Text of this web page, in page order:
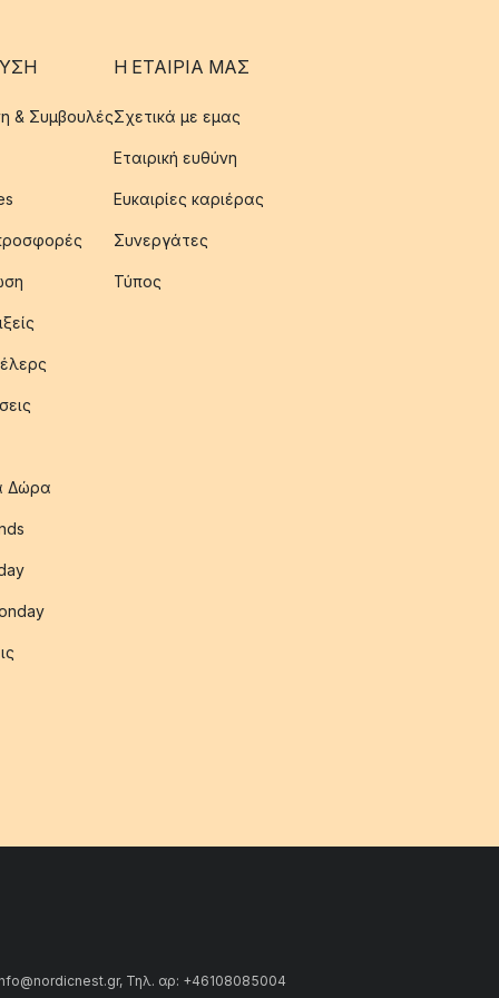
& Συμβουλές
Δώρα
Η ΕΤΑΊΡΙΑ ΜΑΣ
Σχετικά με εμας
Εταιρική ευθύνη
Ευκαιρίες καριέρας
Συνεργάτες
Τύπος
Τηλ. αρ: +46108085004